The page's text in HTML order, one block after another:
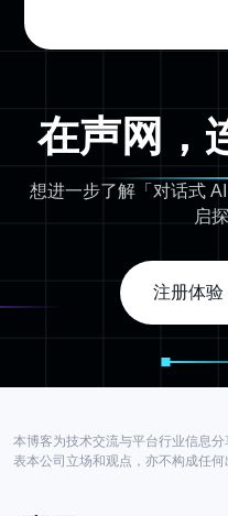
在声网，
想进一步了解「对话式
启
注册体验
本博客为技术交流与平台行业信息
表本公司立场和观点，亦不构成任何